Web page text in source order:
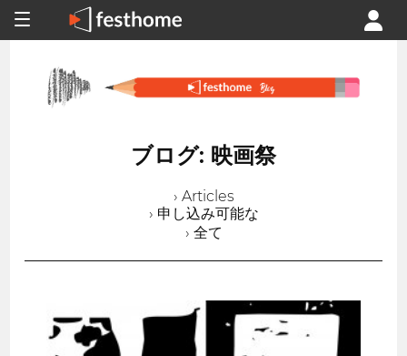
ブログ: 映画祭
› Articles
› 申し込み可能な
› 全て